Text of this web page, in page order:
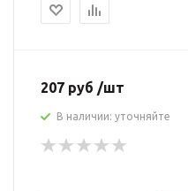
207 руб /шт
В наличии: уточняйте